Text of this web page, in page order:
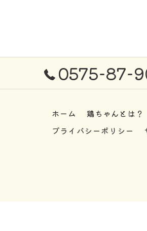
0575-87-
ホーム 鶏ちゃんとは？
プライバシーポリシー